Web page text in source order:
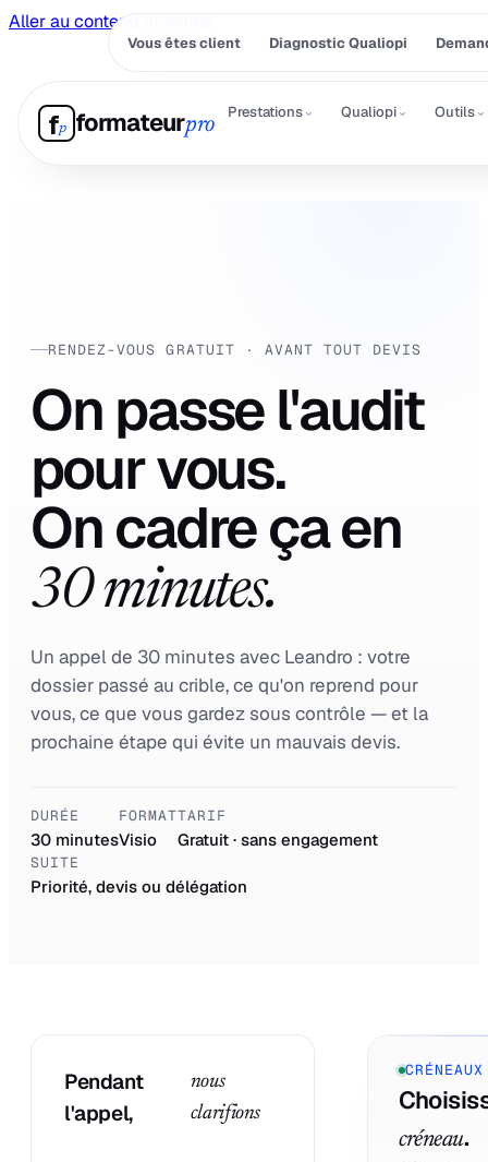
Aller au contenu principal
Vous êtes client Diagnostic Qualiopi
fp formateurpro
Prestations⌄ Qualiopi⌄ Outils⌄
RENDEZ-VOUS GRATUIT · AVANT TOUT DEVIS
On passe l'audit
pour vous.
On cadre ça en
30 minutes.
Un appel de 30 minutes avec Leandro : votre
dossier passé au crible, ce qu'on reprend pour
vous, ce que vous gardez sous contrôle — et la
prochaine étape qui évite un mauvais devis.
DURÉE
30 minutes
FORMAT
Visio
TARIF
Gratuit · sans engagement
SUITE
Priorité, devis ou délégation
Pendant
l'appel,
nous
clarifions
créneau.